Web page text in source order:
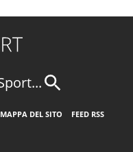
MAPPA DEL SITO
FEED RSS